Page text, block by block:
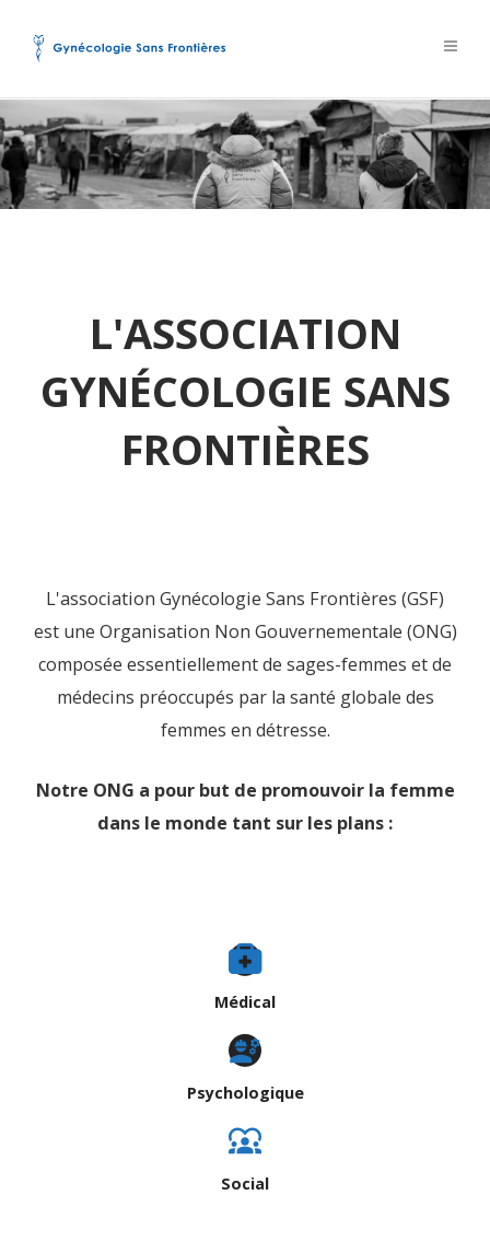
L'ASSOCIATION
GYNÉCOLOGIE SANS
FRONTIÈRES
L'association Gynécologie Sans Frontières (GSF)
est une Organisation Non Gouvernementale (ONG)
composée essentiellement de sages-femmes et de
médecins préoccupés par la santé globale des
femmes en détresse.
Notre ONG a pour but de promouvoir la femme
dans le monde tant sur les plans :
Médical
Psychologique
Social